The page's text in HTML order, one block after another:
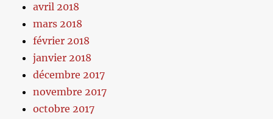
avril 2018
mars 2018
février 2018
janvier 2018
décembre 2017
novembre 2017
octobre 2017